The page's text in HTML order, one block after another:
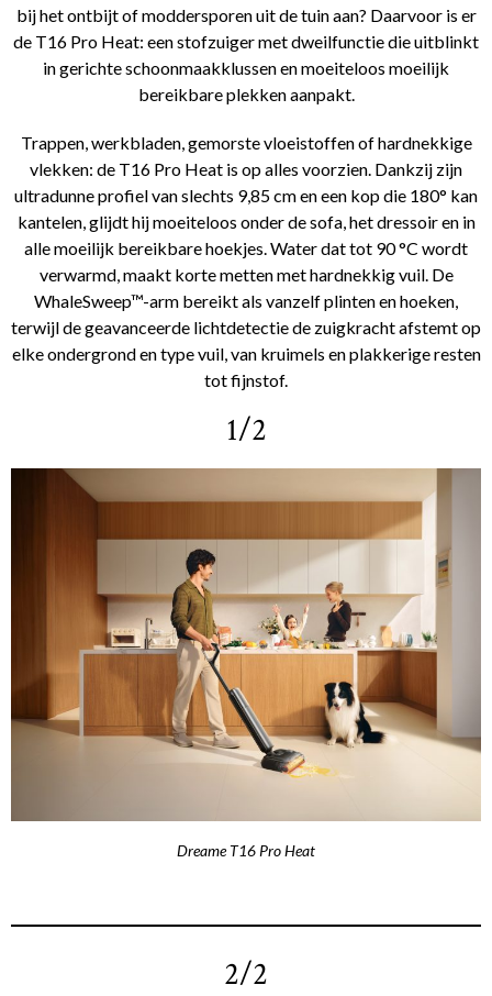
bij het ontbijt of moddersporen uit de tuin aan? Daarvoor is er
de T16 Pro Heat: een stofzuiger met dweilfunctie die uitblinkt
in gerichte schoonmaakklussen en moeiteloos moeilijk
bereikbare plekken aanpakt.
Trappen, werkbladen, gemorste vloeistoffen of hardnekkige
vlekken: de T16 Pro Heat is op alles voorzien. Dankzij zijn
ultradunne profiel van slechts 9,85 cm en een kop die 180° kan
kantelen, glijdt hij moeiteloos onder de sofa, het dressoir en in
alle moeilijk bereikbare hoekjes. Water dat tot 90 °C wordt
verwarmd, maakt korte metten met hardnekkig vuil. De
WhaleSweep™-arm bereikt als vanzelf plinten en hoeken,
terwijl de geavanceerde lichtdetectie de zuigkracht afstemt op
elke ondergrond en type vuil, van kruimels en plakkerige resten
tot fijnstof.
1/2
Dreame T16 Pro Heat
2/2